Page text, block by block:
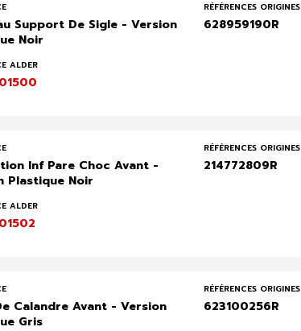
Support De Sigle - Version
Noir
ALDER
RÉFÉRENCES ORIGINES
628959190R
Inf Pare Choc Avant -
Plastique Noir
ALDER
RÉFÉRENCES ORIGINES
214772809R
Calandre Avant - Version
Gris
RÉFÉRENCES ORIGINES
623100256R